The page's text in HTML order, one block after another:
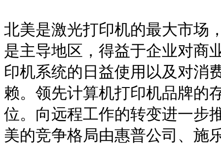
北美是激光打印机的最大市场
是主导地区，得益于企业对商
印机系统的日益使用以及对消
赖。领先计算机打印机品牌的
位。向远程工作的转变进一步
美的竞争格局由惠普公司、施